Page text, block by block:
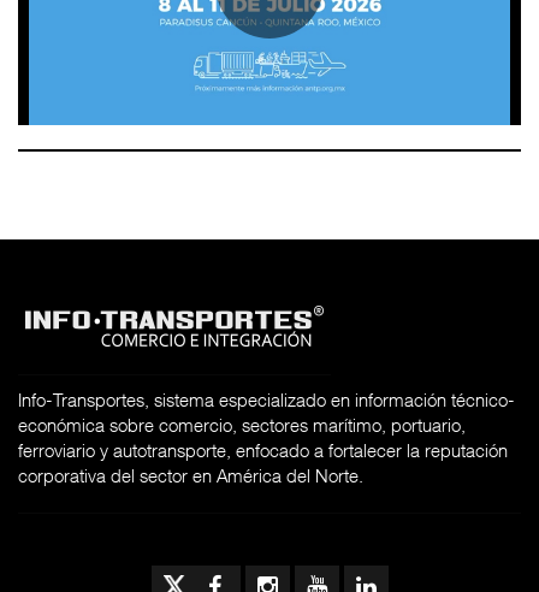
Info-Transportes, sistema especializado en información técnico-
económica sobre comercio, sectores marítimo, portuario,
ferroviario y autotransporte, enfocado a fortalecer la reputación
corporativa del sector en América del Norte.